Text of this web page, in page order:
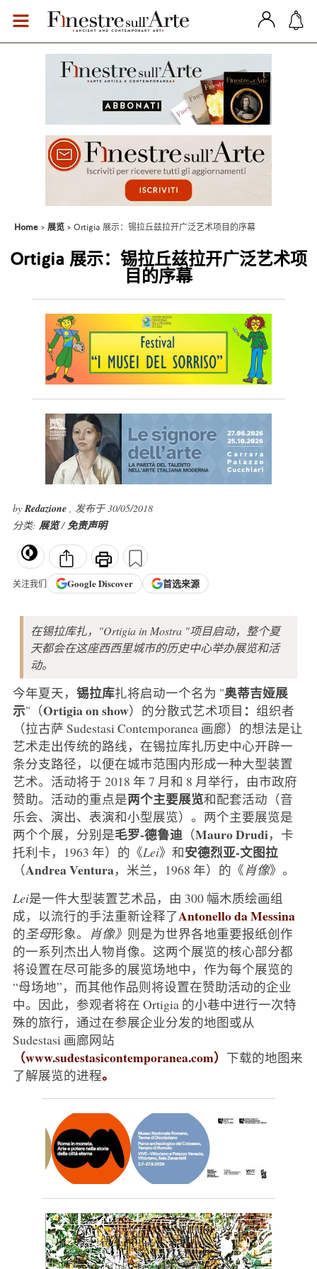
Home 展览 Ortigia 展示：锡拉丘兹拉开广泛艺术项目的序幕
Ortigia 展示：锡拉丘兹拉开广泛艺术项
目的序幕
byRedazione , 发布于 30/05/2018
分类: 展览/免责声明
关注我们 GoogleDiscover 首选来源
在锡拉库扎，"Ortigia in Mostra "项目启动，整个夏
天都会在这座西西里城市的历史中心举办展览和活
动。
今年夏天， 锡拉库扎将启动一个名为 "奥蒂吉娅展
示"（Ortigia on show）的分散式艺术项目 ： 组织者
（拉古萨 Sudestasi Contemporanea 画廊）的想法是让
艺术走出传统的路线，在锡拉库扎历史中心开辟一
条分支路径，以便在城市范围内形成一种大型装置
艺术。活动将于 2018 年 7 月和 8 月举行，由市政府
赞助。活动的重点是两个主要展览和配套活动（音
乐会、演出、表演和小型展览）。两个主要展览是
两个个展，分别是毛罗-德鲁迪 （Mauro Drudi，卡
托利卡，1963 年）的《Lei》和安德烈亚-文图拉
（Andrea Ventura，米兰，1968 年）的《肖像》。
Lei是一件大型装置艺术品，由 300 幅木质绘画组
成，以流行的手法重新诠释了Antonello da Messina
的圣母形象。 肖像》 则是为世界各地重要报纸创作
的一系列杰出人物肖像。这两个展览的核心部分都
将设置在尽可能多的展览场地中，作为每个展览的
“母场地”，而其他作品则将设置在赞助活动的企业
中。因此，参观者将在 Ortigia 的小巷中进行一次特
殊的旅行，通过在参展企业分发的地图或从
Sudestasi 画廊网站
（www.sudestasicontemporanea.com） 下载的地图来
了解展览的进程。